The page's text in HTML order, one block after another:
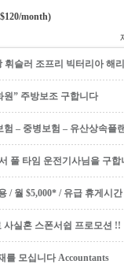
month)
휘슬러 조프리 빅터리아 해
원” 주방보조 구합니다
험 – 중병보험 – 유산상속플
풀 타임 운전기사님을 구합
/ 월 $5,000* / 유급 휴게시
사실혼 스폰서쉽 프로모션 !!
를 모십니다 Accountants